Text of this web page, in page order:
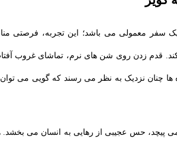
سفر معمولی می باشد؛ این تجربه، فرصتی
قدم زدن روی شن‌ های نرم، تماشای غروب
چنان نزدیک به نظر می ‌رسند که گویی می ‌توان
‌پیچد، حس عجیبی از رهایی به انسان می ‌بخشد.